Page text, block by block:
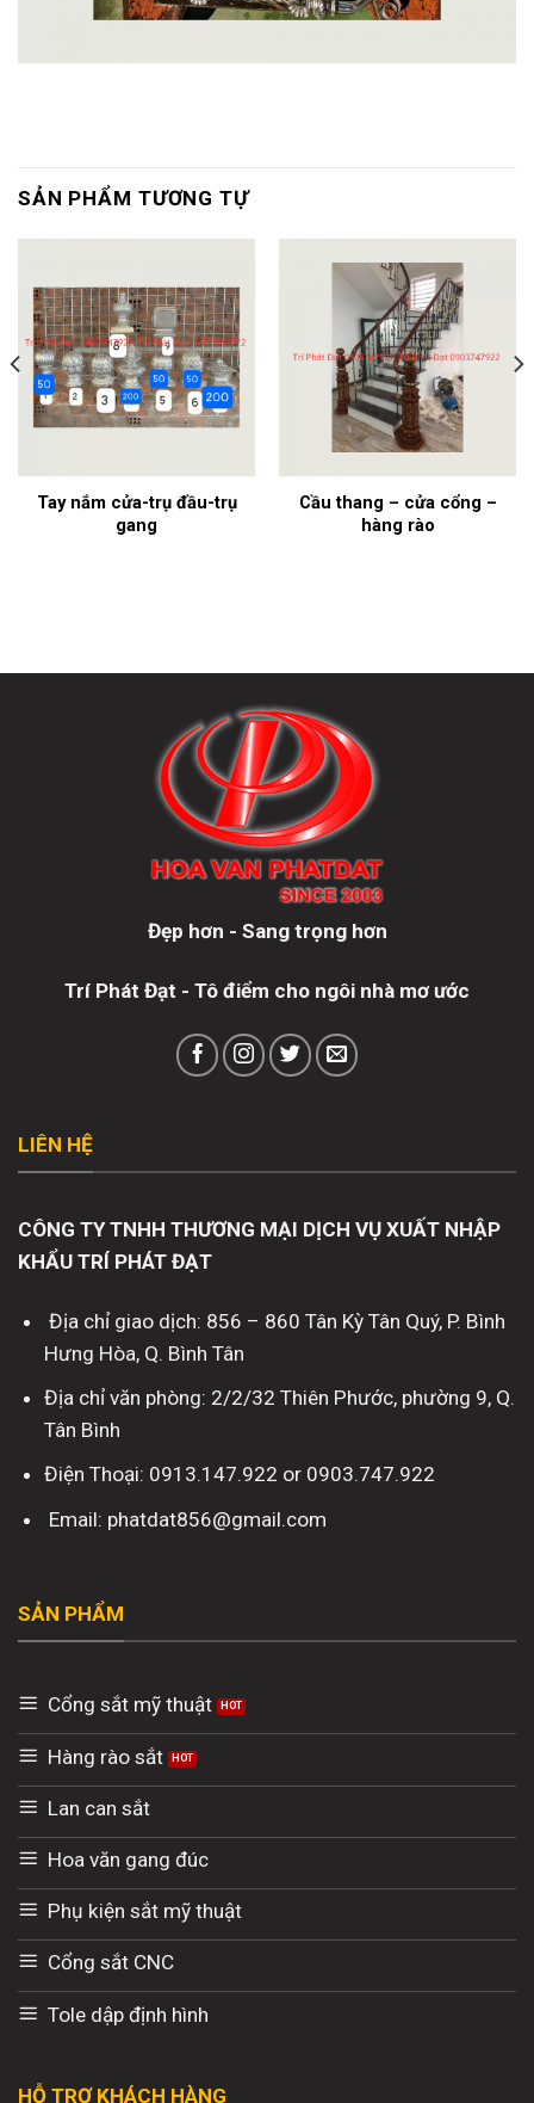
SẢN PHẨM TƯƠNG TỰ
Tay nắm cửa-trụ đầu-trụ
gang
Cầu thang – cửa cổng –
hàng rào
Đẹp hơn - Sang trọng hơn
Trí Phát Đạt - Tô điểm cho ngôi nhà mơ ước
LIÊN HỆ
CÔNG TY TNHH THƯƠNG MẠI DỊCH VỤ XUẤT NHẬP
KHẨU TRÍ PHÁT ĐẠT
Địa chỉ giao dịch: 856 – 860 Tân Kỳ Tân Quý, P. Bình
Hưng Hòa, Q. Bình Tân
Địa chỉ văn phòng: 2/2/32 Thiên Phước, phường 9, Q.
Tân Bình
Điện Thoại: 0913.147.922 or 0903.747.922
Email: phatdat856@gmail.com
SẢN PHẨM
Cổng sắt mỹ thuật
Hàng rào sắt
Lan can sắt
Hoa văn gang đúc
Phụ kiện sắt mỹ thuật
Cổng sắt CNC
Tole dập định hình
HỖ TRỢ KHÁCH HÀNG